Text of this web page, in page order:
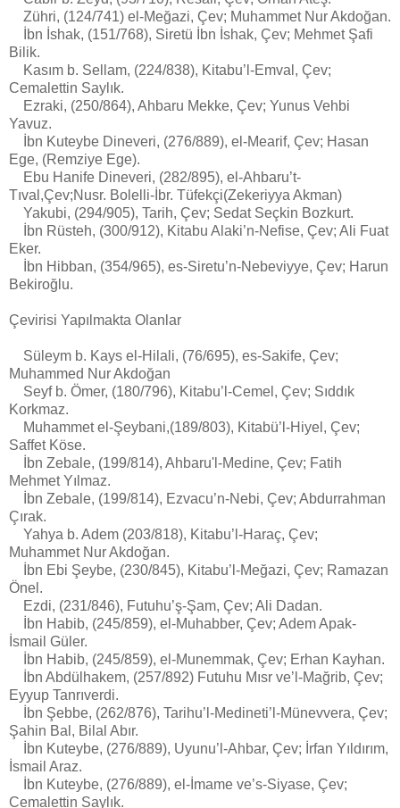
Zühri, (124/741) el-Meğazi, Çev; Muhammet Nur Akdoğan.
İbn İshak, (151/768), Siretü İbn İshak, Çev; Mehmet Şafi
Bilik.
Kasım b. Sellam, (224/838), Kitabu’l-Emval, Çev;
Cemalettin Saylık.
Ezraki, (250/864), Ahbaru Mekke, Çev; Yunus Vehbi
Yavuz.
İbn Kuteybe Dineveri, (276/889), el-Mearif, Çev; Hasan
Ege, (Remziye Ege).
Ebu Hanife Dineveri, (282/895), el-Ahbaru’t-
Tıval,Çev;Nusr. Bolelli-İbr. Tüfekçi(Zekeriyya Akman)
Yakubi, (294/905), Tarih, Çev; Sedat Seçkin Bozkurt.
İbn Rüsteh, (300/912), Kitabu Alaki’n-Nefise, Çev; Ali Fuat
Eker.
İbn Hibban, (354/965), es-Siretu’n-Nebeviyye, Çev; Harun
Bekiroğlu.
Çevirisi Yapılmakta Olanlar
Süleym b. Kays el-Hilali, (76/695), es-Sakife, Çev;
Muhammed Nur Akdoğan
Seyf b. Ömer, (180/796), Kitabu’l-Cemel, Çev; Sıddık
Korkmaz.
Muhammet el-Şeybani,(189/803), Kitabü’l-Hiyel, Çev;
Saffet Köse.
İbn Zebale, (199/814), Ahbaru'l-Medine, Çev; Fatih
Mehmet Yılmaz.
İbn Zebale, (199/814), Ezvacu’n-Nebi, Çev; Abdurrahman
Çırak.
Yahya b. Adem (203/818), Kitabu’l-Haraç, Çev;
Muhammet Nur Akdoğan.
İbn Ebi Şeybe, (230/845), Kitabu’l-Meğazi, Çev; Ramazan
Önel.
Ezdi, (231/846), Futuhu’ş-Şam, Çev; Ali Dadan.
İbn Habib, (245/859), el-Muhabber, Çev; Adem Apak-
İsmail Güler.
İbn Habib, (245/859), el-Munemmak, Çev; Erhan Kayhan.
İbn Abdülhakem, (257/892) Futuhu Mısr ve’l-Mağrib, Çev;
Eyyup Tanrıverdi.
İbn Şebbe, (262/876), Tarihu’l-Medineti’l-Münevvera, Çev;
Şahin Bal, Bilal Abır.
İbn Kuteybe, (276/889), Uyunu’l-Ahbar, Çev; İrfan Yıldırım,
İsmail Araz.
İbn Kuteybe, (276/889), el-İmame ve’s-Siyase, Çev;
Cemalettin Saylık.